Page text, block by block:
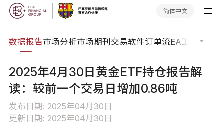
简体中文
数据报告市场分析市场期刊交易软件订单流EA工具库
2025年4月30日黄金ETF持仓报告解
读：较前一个交易日增加0.86吨
发布日期: 2025年04月30日
更新日期: 2025年04月30日